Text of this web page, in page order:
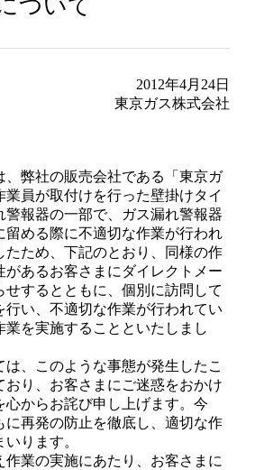
ついて
2012年4月24日
東京ガス株式会社
、弊社の販売会社である「東京ガ
業員が取付けを行った壁掛けタイ
警報器の一部で、ガス漏れ警報器
留める際に不適切な作業が行われ
たため、下記のとおり、同様の作
があるお客さまにダイレクトメー
せするとともに、個別に訪問して
行い、不適切な作業が行われてい
業を実施することといたしまし
、このような事態が発生したこ
おり、お客さまにご迷惑をおかけ
心からお詫び申し上げます。今
に再発の防止を徹底し、適切な作
ります。
作業の実施にあたり、お客さまに